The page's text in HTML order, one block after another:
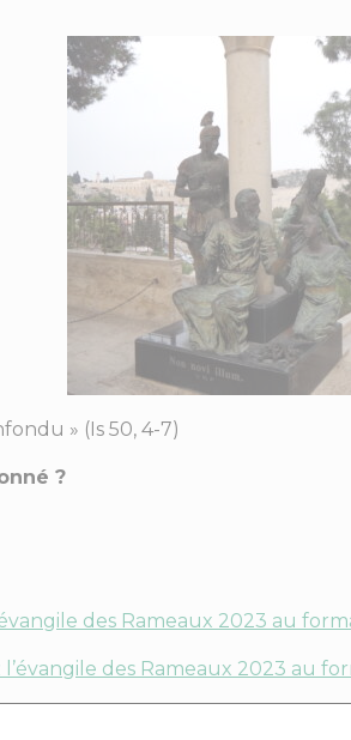
» (Is 50, 4-7)
?
des Rameaux 2023 au
des Rameaux 2023 au